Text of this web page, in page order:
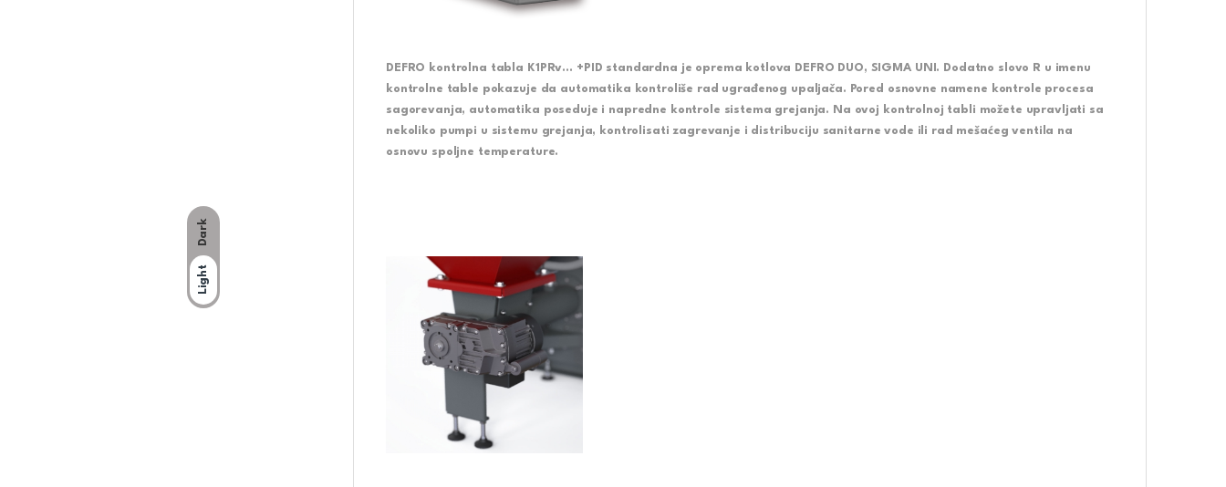
Dark
Light
DEFRO kontrolna tabla K1PRv… +PID standardna je oprema kotlova DEFRO DUO, SIGMA UNI. Dodatno slovo R u imenu
kontrolne table pokazuje da automatika kontroliše rad ugrađenog upaljača. Pored osnovne namene kontrole procesa
sagorevanja, automatika poseduje i napredne kontrole sistema grejanja. Na ovoj kontrolnoj tabli možete upravljati sa
nekoliko pumpi u sistemu grejanja, kontrolisati zagrevanje i distribuciju sanitarne vode ili rad mešaćeg ventila na
osnovu spoljne temperature.